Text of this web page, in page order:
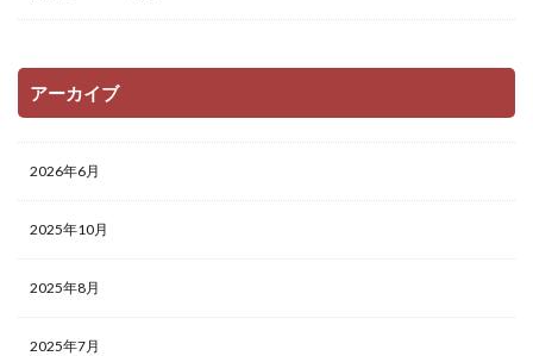
アーカイブ
2026年6月
2025年10月
2025年8月
2025年7月